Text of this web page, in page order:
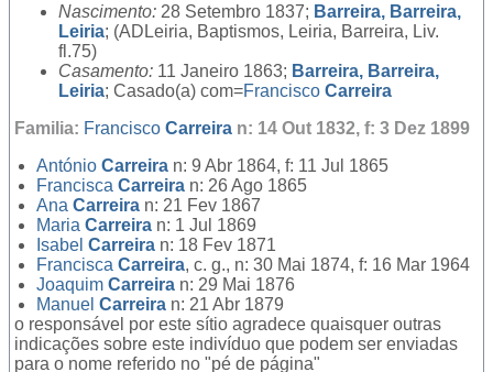
Nascimento: 28 Setembro 1837; Barreira, Barreira,
Leiria; (ADLeiria, Baptismos, Leiria, Barreira, Liv.
fl.75)
Casamento: 11 Janeiro 1863; Barreira, Barreira,
Leiria; Casado(a) com=Francisco Carreira
Familia: Francisco Carreira n: 14 Out 1832, f: 3 Dez 1899
António Carreira n: 9 Abr 1864, f: 11 Jul 1865
Francisca Carreira n: 26 Ago 1865
Ana Carreira n: 21 Fev 1867
Maria Carreira n: 1 Jul 1869
Isabel Carreira n: 18 Fev 1871
Francisca Carreira, c. g., n: 30 Mai 1874, f: 16 Mar 1964
Joaquim Carreira n: 29 Mai 1876
Manuel Carreira n: 21 Abr 1879
o responsável por este sítio agradece quaisquer outras
indicações sobre este indivíduo que podem ser enviadas
para o nome referido no "pé de página"